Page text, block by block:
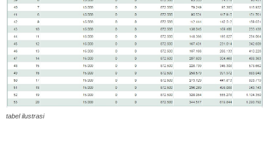
tabel ilustrasi